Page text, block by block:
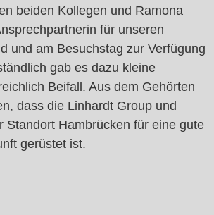
beiden Kollegen und Ramona
für unseren
und am Besuchstag zur Verfügung
gab es dazu kleine
Beifall. Aus dem Gehörten
dass die Linhardt Group und
Standort Hambrücken für eine gute
gerüstet ist.